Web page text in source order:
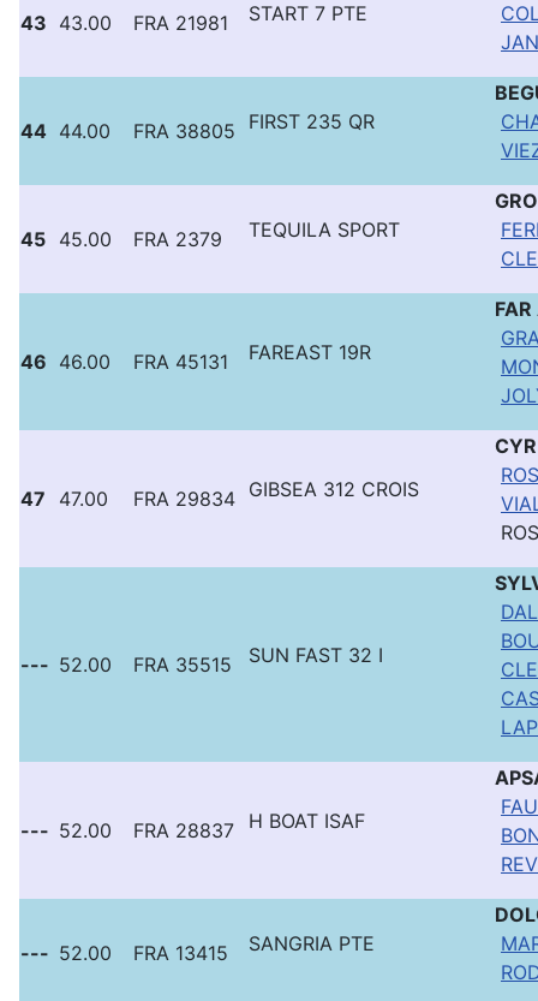
43 43.00 FRA 21981 START 7 PTE
44 44.00 FRA 38805 FIRST 235 QR
45 45.00 FRA 2379 TEQUILA SPORT
46 46.00 FRA 45131 FAREAST 19R
47 47.00 FRA 29834 GIBSEA 312 CROIS
--- 52.00 FRA 35515 SUN FAST 32 I
--- 52.00 FRA 28837 H BOAT ISAF
--- 52.00 FRA 13415 SANGRIA PTE